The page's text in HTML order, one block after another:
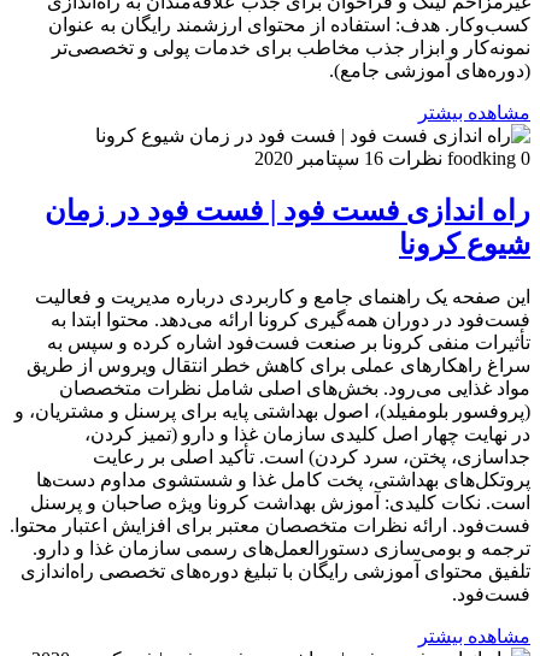
کسب‌وکار. هدف: استفاده از محتوای ارزشمند رایگان به عنوان
نمونه‌کار و ابزار جذب مخاطب برای خدمات پولی و تخصصی‌تر
(دوره‌های آموزشی جامع).
مشاهده بیشتر
foodking 0 نظرات 16 سپتامبر 2020
راه اندازی فست فود | فست فود در زمان
شیوع کرونا
این صفحه یک راهنمای جامع و کاربردی درباره مدیریت و فعالیت
فست‌فود در دوران همه‌گیری کرونا ارائه می‌دهد. محتوا ابتدا به
تأثیرات منفی کرونا بر صنعت فست‌فود اشاره کرده و سپس به
سراغ راهکارهای عملی برای کاهش خطر انتقال ویروس از طریق
مواد غذایی می‌رود. بخش‌های اصلی شامل نظرات متخصصان
(پروفسور بلومفیلد)، اصول بهداشتی پایه برای پرسنل و مشتریان، و
در نهایت چهار اصل کلیدی سازمان غذا و دارو (تمیز کردن،
جداسازی، پختن، سرد کردن) است. تأکید اصلی بر رعایت
پروتکل‌های بهداشتی، پخت کامل غذا و شستشوی مداوم دست‌ها
است. نکات کلیدی: آموزش بهداشت کرونا ویژه صاحبان و پرسنل
فست‌فود. ارائه نظرات متخصصان معتبر برای افزایش اعتبار محتوا.
ترجمه و بومی‌سازی دستورالعمل‌های رسمی سازمان غذا و دارو.
تلفیق محتوای آموزشی رایگان با تبلیغ دوره‌های تخصصی راه‌اندازی
فست‌فود.
مشاهده بیشتر